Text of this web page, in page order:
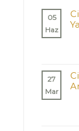
05
Haz
27
Mar